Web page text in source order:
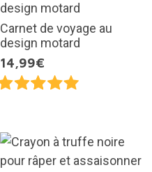
Carnet de voyage au
design motard
14,99€